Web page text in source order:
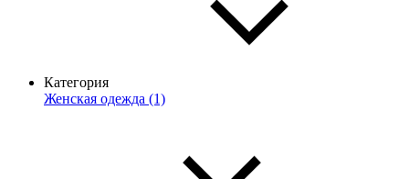
Категория
Женская одежда (1)